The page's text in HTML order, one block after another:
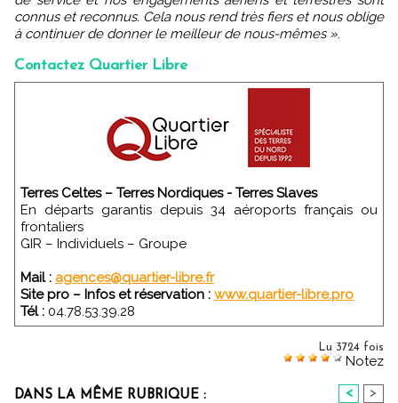
connus et reconnus. Cela nous rend très fiers et nous oblige
à continuer de donner le meilleur de nous-mêmes »
Contactez Quartier Libre
Terres Celtes – Terres Nordiques - Terres Slaves
En départs garantis depuis 34 aéroports français ou
frontaliers
GIR – Individuels – Groupe
Mail : agences@quartier-libre.fr
Site pro – Infos et réservation : www.quartier-libre.pro
Tél : 04.78.53.39.28
Lu 3724 fois
Notez
DANS LA MÊME RUBRIQUE : < >